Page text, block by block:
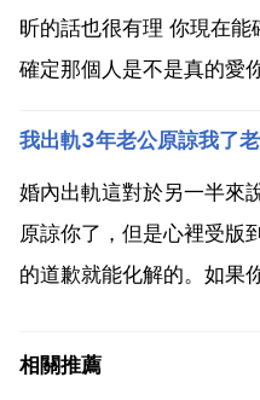
悔...
昕的話也很有理 你現在
確定那個人是不是真的愛
愛自己老婆，他這麼做太
點正襟危坐的感覺 一個
婚內出軌這對於另一半來
原諒你了，但是心裡受版
的道歉就能化解的。如果
麼矛盾就要當面解決，不
相關推薦